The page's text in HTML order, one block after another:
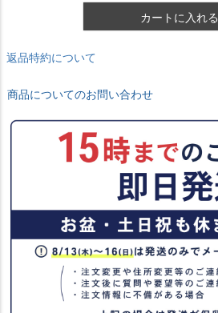
カートに入れる
返品特約について
商品についてのお問い合わせ